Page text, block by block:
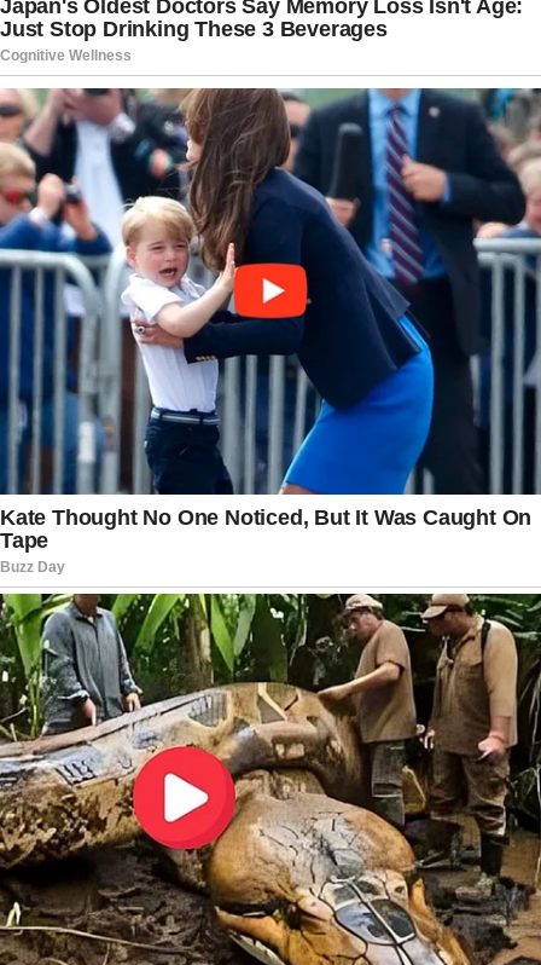
Nos últimos meses, o debate sobre segurança
nas rodovias brasileiras voltou a ganhar espaço,
principalmente em trechos serranos e de grande
circulação de caminhões. Especialistas alertam
frequentemente para a importância da
manutenção preventiva dos veículos, do respeito
aos limites de velocidade e da atenção às
condições climáticas, fatores considerados
fundamentais para evitar acidentes em estradas
de longa distância.
A BR-376, que liga estados do Sul do país, já
registrou diversos episódios envolvendo neblina
intensa e dificuldades de visibilidade. Motoristas
experientes costumam relatar que o trecho exige
cautela constante, especialmente durante
madrugadas e manhãs frias.
O velório e o sepultamento de Gilsivane Ferreira
Soares e Rômulo Silva e Silva estão marcados
para esta sexta-feira (29), às 17h, no Pará.
Familiares e amigos devem prestar as últimas
homenagens ao casal em uma cerimônia
marcada pela emoção e pelas lembranças
construídas ao longo da vida.